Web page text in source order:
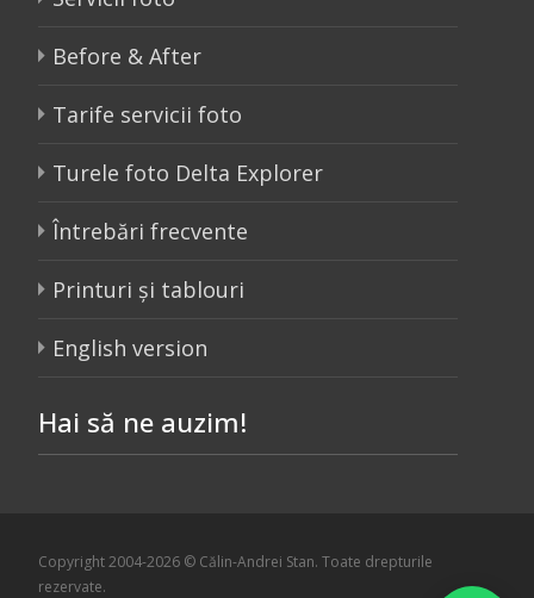
Before & After
Tarife servicii foto
Turele foto Delta Explorer
Întrebări frecvente
Printuri și tablouri
English version
Hai să ne auzim!
Copyright 2004-2026 © Călin-Andrei Stan. Toate drepturile
rezervate.